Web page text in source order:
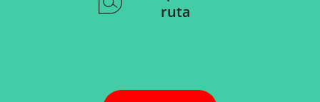
ruta